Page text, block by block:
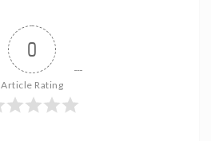
0
Article Rating